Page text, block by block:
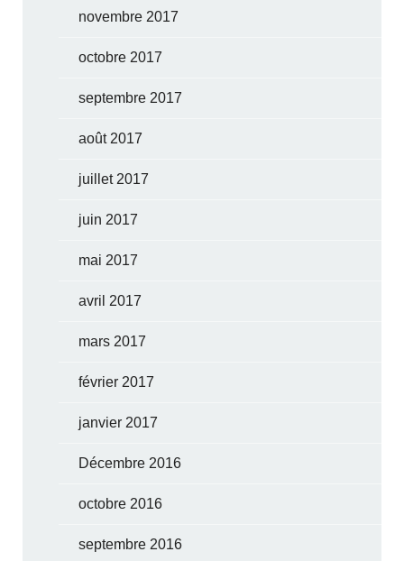
novembre 2017
octobre 2017
septembre 2017
août 2017
juillet 2017
juin 2017
mai 2017
avril 2017
mars 2017
février 2017
janvier 2017
Décembre 2016
octobre 2016
septembre 2016